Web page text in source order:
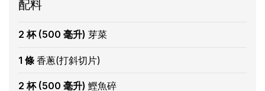
配料
2 杯 (500 毫升) 芽菜
1 條 香蔥(打斜切片)
2 杯 (500 毫升) 鰹魚碎